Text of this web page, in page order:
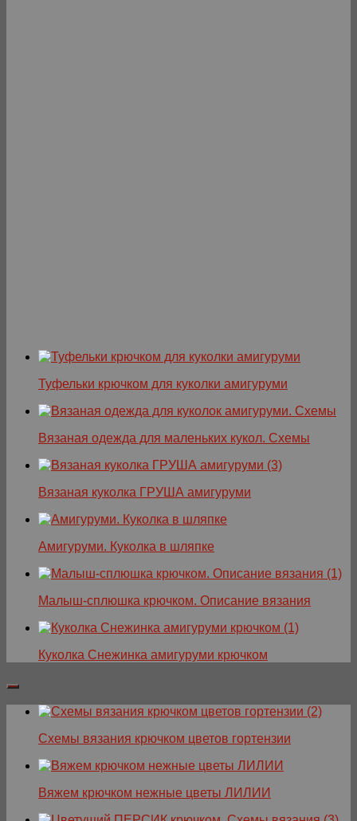
Туфельки крючком для куколки амигуруми
Вязаная одежда для маленьких кукол. Схемы
Вязаная куколка ГРУША амигуруми
Амигуруми. Куколка в шляпке
Малыш-сплюшка крючком. Описание вязания
Куколка Снежинка амигуруми крючком
Схемы вязания крючком цветов гортензии
Вяжем крючком нежные цветы ЛИЛИИ